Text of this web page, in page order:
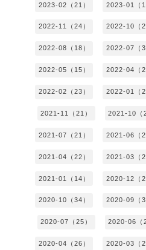
2023-02（21） 2023-01（
2022-11（24） 2022-10（
2022-08（18） 2022-07（
2022-05（15） 2022-04（
2022-02（23） 2022-01（
2021-11（21） 2021-10（
2021-07（21） 2021-06（
2021-04（22） 2021-03（
2021-01（14） 2020-12（
2020-10（34） 2020-09（
2020-07（25） 2020-06（
2020-04（26） 2020-03（